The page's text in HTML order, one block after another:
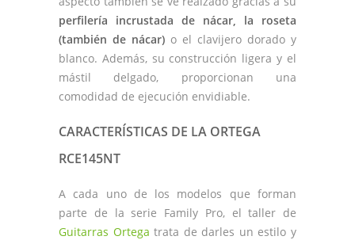
perfilería incrustada de nácar, la roseta
(también de nácar) o el clavijero dorado y
blanco. Además, su construcción ligera y el
mástil delgado, proporcionan una
comodidad de ejecución envidiable.
CARACTERÍSTICAS DE LA ORTEGA
RCE145NT
A cada uno de los modelos que forman
parte de la serie Family Pro, el taller de
Guitarras Ortega trata de darles un estilo y